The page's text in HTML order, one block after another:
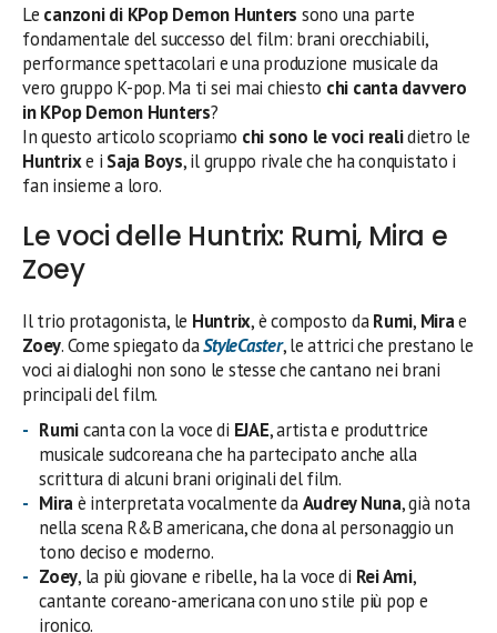
Le canzoni di KPop Demon Hunters sono una parte
fondamentale del successo del film: brani orecchiabili,
performance spettacolari e una produzione musicale da
vero gruppo K-pop. Ma ti sei mai chiesto chi canta davvero
in KPop Demon Hunters?
In questo articolo scopriamo chi sono le voci realidietro le
Huntrixe i Saja Boys, il gruppo rivale che ha conquistato i
fan insieme a loro.
Le voci delle Huntrix: Rumi, Mira e
Zoey
Il trio protagonista, le Huntrix, è composto daRumi, Mirae
Zoey. Come spiegato daStyleCaster, le attrici che prestano le
voci ai dialoghi non sono le stesse che cantano nei brani
principali del film.
Rumicanta con la voce di EJAE, artista e produttrice
musicale sudcoreana che ha partecipato anche alla
scrittura di alcuni brani originali del film.
Miraè interpretata vocalmente daAudrey Nuna, già nota
nella scena R&B americana, che dona al personaggio un
tono deciso e moderno.
Zoey, la più giovane e ribelle, ha la voce di Rei Ami,
cantante coreano-americana con uno stile più pop e
ironico.